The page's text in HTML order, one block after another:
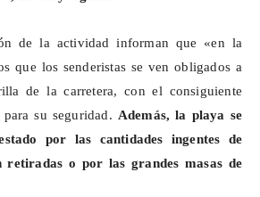
de la actividad informan que «en la
que los senderistas se ven obligados a
de la carretera, con el consiguiente
su seguridad. Además, la playa se
por las cantidades ingentes de
retiradas o por las grandes masas de